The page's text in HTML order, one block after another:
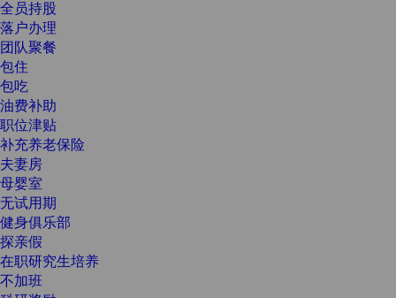
全员持股
落户办理
团队聚餐
包住
包吃
油费补助
职位津贴
补充养老保险
夫妻房
母婴室
无试用期
健身俱乐部
探亲假
在职研究生培养
不加班